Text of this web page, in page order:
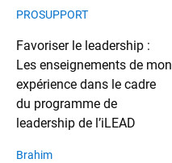
PROSUPPORT
Favoriser le leadership :
Les enseignements de mon
expérience dans le cadre
du programme de
leadership de l’iLEAD
Brahim